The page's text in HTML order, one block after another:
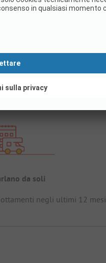
da soli
negli ultimi 12 mesi